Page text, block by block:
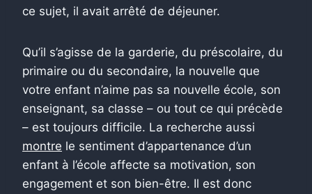
ce sujet, il avait arrêté de déjeuner.
Qu’il s’agisse de la garderie, du préscolaire, du
primaire ou du secondaire, la nouvelle que
votre enfant n’aime pas sa nouvelle école, son
enseignant, sa classe – ou tout ce qui précède
– est toujours difficile. La recherche aussi
montre le sentiment d’appartenance d’un
enfant à l’école affecte sa motivation, son
engagement et son bien-être. Il est donc